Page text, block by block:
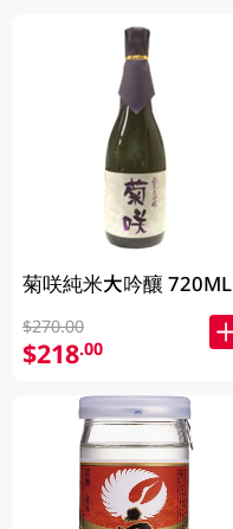
菊咲純米大吟釀 720ML
$270.00
$218.00